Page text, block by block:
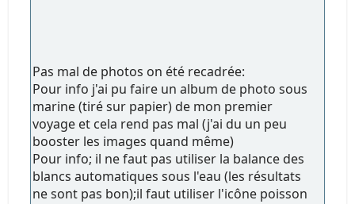
Pas mal de photos on été recadrée:
Pour info j'ai pu faire un album de photo sous
marine (tiré sur papier) de mon premier
voyage et cela rend pas mal (j'ai du un peu
booster les images quand même)
Pour info; il ne faut pas utiliser la balance des
blancs automatiques sous l'eau (les résultats
ne sont pas bon);il faut utiliser l'icône poisson